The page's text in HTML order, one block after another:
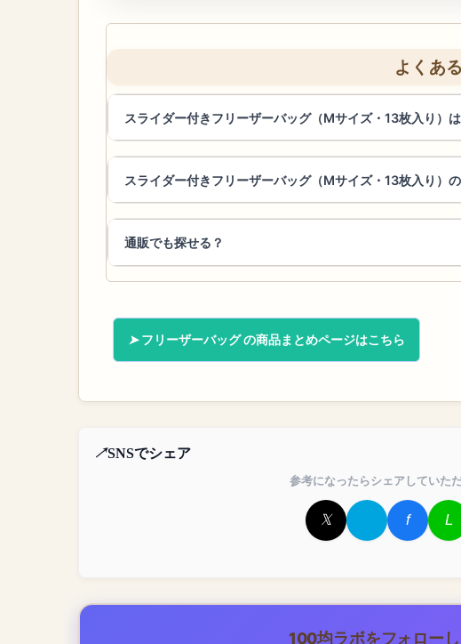
よくあ
スライダー付きフリーザーバッグ（Mサイズ・13枚入り）
スライダー付きフリーザーバッグ（Mサイズ・13枚入り）
通販でも探せる？
フリーザーバッグ の商品まとめページはこちら
SNSでシェア
参考になったらシェアしていた
100均ラボをフォローし